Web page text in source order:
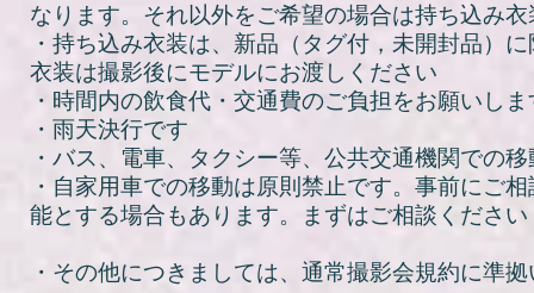
なります。それ以外をご希望の場合は持ち込み
・持ち込み衣装は、新品（タグ付，未開封品）
衣装は撮影後にモデルにお渡しください
・時間内の飲食代・交通費のご負担をお願いしま
・雨天決行です
・バス、電車、タクシー等、公共交通機関での
・自家用車での移動は原則禁止です。事前にご
能とする場合もあります。まずはご相談ください
・その他につきましては、通常撮影会規約に準